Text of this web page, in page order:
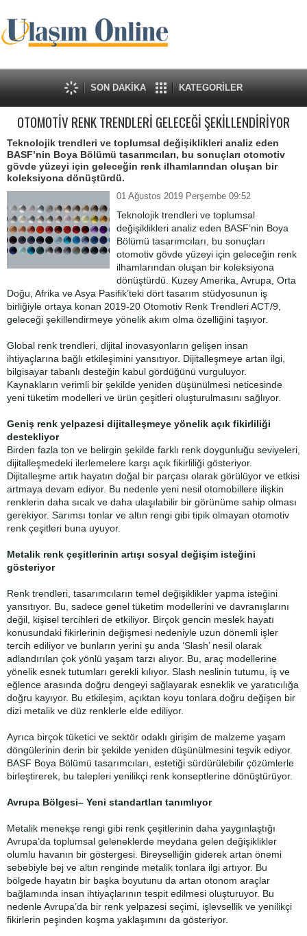
SON DAKİKA KATEGORİLER
OTOMOTİV RENK TRENDLERİ GELECEĞİ ŞEKİLLENDİRİYOR
Teknolojik trendleri ve toplumsal değişiklikleri analiz eden
BASF’nin Boya Bölümü tasarımcıları, bu sonuçları otomotiv
gövde yüzeyi için geleceğin renk ilhamlarından oluşan bir
koleksiyona dönüştürdü.
01 Ağustos 2019 Perşembe 09:52
Teknolojik trendleri ve toplumsal
değişiklikleri analiz eden BASF’nin Boya
Bölümü tasarımcıları, bu sonuçları
otomotiv gövde yüzeyi için geleceğin renk
ilhamlarından oluşan bir koleksiyona
dönüştürdü. Kuzey Amerika, Avrupa, Orta
Doğu, Afrika ve Asya Pasifik’teki dört tasarım stüdyosunun iş
birliğiyle ortaya konan 2019-20 Otomotiv Renk Trendleri ACT/9,
geleceği şekillendirmeye yönelik akım olma özelliğini taşıyor.
Global renk trendleri, dijital inovasyonların gelişen insan
ihtiyaçlarına bağlı etkileşimini yansıtıyor. Dijitalleşmeye artan ilgi,
bilgisayar tabanlı desteğin kabul gördüğünü vurguluyor.
Kaynakların verimli bir şekilde yeniden düşünülmesi neticesinde
yeni tüketim modelleri ve ürün çeşitleri oluşturulmasını sağlıyor.
Geniş renk yelpazesi dijitalleşmeye yönelik açık fikirliliği
destekliyor
Birden fazla ton ve belirgin şekilde farklı renk doygunluğu seviyeleri,
dijitalleşmedeki ilerlemelere karşı açık fikirliliği gösteriyor.
Dijitalleşme artık hayatın doğal bir parçası olarak görülüyor ve etkisi
artmaya devam ediyor. Bu nedenle yeni nesil otomobillere ilişkin
renklerin daha sıcak ve daha ulaşılabilir bir görünüme sahip olması
gerekiyor. Sarımsı tonlar ve altın rengi gibi tipik olmayan otomotiv
renk çeşitleri buna uyuyor.
Metalik renk çeşitlerinin artışı sosyal değişim isteğini
gösteriyor
Renk trendleri, tasarımcıların temel değişiklikler yapma isteğini
yansıtıyor. Bu, sadece genel tüketim modellerini ve davranışlarını
değil, kişisel tercihleri de etkiliyor. Birçok gencin meslek hayatı
konusundaki fikirlerinin değişmesi nedeniyle uzun dönemli işler
tercih ediliyor ve bunların yerini şu anda ‘Slash’ nesil olarak
adlandırılan çok yönlü yaşam tarzı alıyor. Bu, araç modellerine
yönelik esnek tutumları gerekli kılıyor. Slash neslinin tutumu, iş ve
eğlence arasında doğru dengeyi sağlayarak esneklik ve yaratıcılığa
doğru kayıyor. Bu etkileşim, açıktan koyu tonlara doğru değişen bir
dizi metalik ve düz renklerle elde ediliyor.
Ayrıca birçok tüketici ve sektör odaklı girişim de malzeme yaşam
döngülerinin derin bir şekilde yeniden düşünülmesini teşvik ediyor.
BASF Boya Bölümü tasarımcıları, estetiği sürdürülebilir çözümlerle
birleştirerek, bu talepleri yenilikçi renk konseptlerine dönüştürüyor.
Avrupa Bölgesi– Yeni standartları tanımlıyor
Metalik menekşe rengi gibi renk çeşitlerinin daha yaygınlaştığı
Avrupa’da toplumsal geleneklerde meydana gelen değişiklikler
olumlu havanın bir göstergesi. Bireyselliğin giderek artan önemi
sebebiyle bej ve altın renginde metalik tonlara ilgi artıyor. Bu
bölgede hayatın bir başka boyutunu da artan otonom araçlar
bağlamında insan ihtiyaçlarının tespit edilmesi oluşturuyor. Bu
nedenle Avrupa’da bir renk yelpazesi seçimi, işlevsellik ve yenilikçi
fikirlerin peşinden koşma yaklaşımını da gösteriyor.